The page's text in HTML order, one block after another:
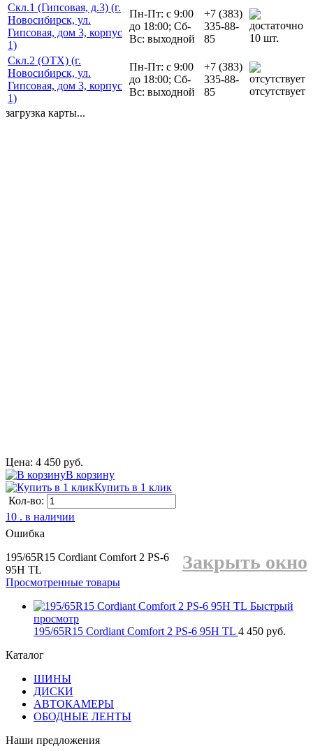
Скл.1 (Гипсовая, д.3) (г.
Новосибирск, ул.
Гипсовая, дом 3, корпус
1)
Пн-Пт: с 9:00
до 18:00; Сб-
Вс: выходной
+7 (383)
335-88-
85
10 шт.
Скл.2 (ОТХ) (г.
Новосибирск, ул.
Гипсовая, дом 3, корпус
1)
Пн-Пт: с 9:00
до 18:00; Сб-
Вс: выходной
+7 (383)
335-88-
85
отсутствует
загрузка карты...
Цена: 4 450 руб.
В корзину
Купить в 1 клик
Кол-во:
10 . в наличии
Ошибка
Закрыть окно
195/65R15 Cordiant Comfort 2 PS-6
95H TL
Просмотренные товары
Быстрый
просмотр
195/65R15 Cordiant Comfort 2 PS-6 95H TL 4 450 руб.
Каталог
ШИНЫ
ДИСКИ
АВТОКАМЕРЫ
ОБОДНЫЕ ЛЕНТЫ
Наши предложения